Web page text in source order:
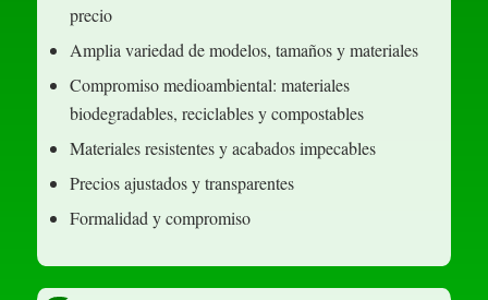
precio
Amplia variedad de modelos, tamaños y materiales
Compromiso medioambiental: materiales
biodegradables, reciclables y compostables
Materiales resistentes y acabados impecables
Precios ajustados y transparentes
Formalidad y compromiso